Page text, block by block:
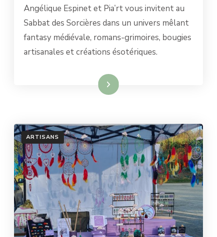
&
PIA’RT
ENTRE
Angélique Espinet et Pia’rt vous invitent au
Sabbat des Sorcières dans un univers mêlant
fantasy médiévale, romans-grimoires, bougies
artisanales et créations ésotériques.
Lire la suite
ARTISANS